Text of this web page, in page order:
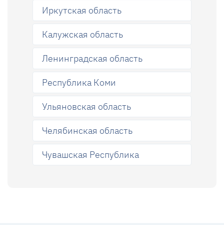
Иркутская область
Калужская область
Ленинградская область
Республика Коми
Ульяновская область
Челябинская область
Чувашская Республика